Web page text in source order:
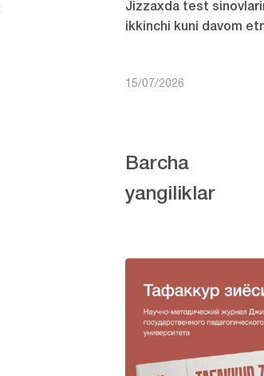
Jizzaxda test
ikkinchi kuni davom
15/07/2026
Barcha
yangiliklar